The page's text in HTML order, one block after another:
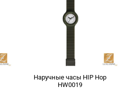
Наручные часы HIP Hop
HW0019